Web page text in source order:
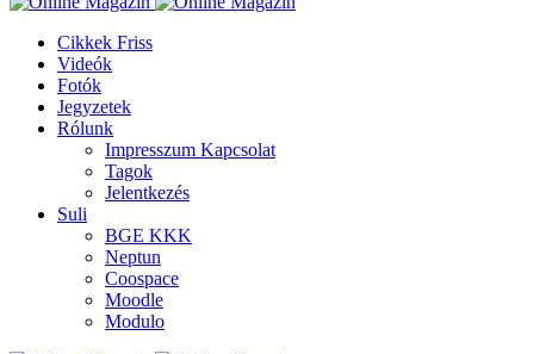
Cikkek Friss
Videók
Fotók
Jegyzetek
Rólunk
Impresszum Kapcsolat
Tagok
Jelentkezés
Suli
BGE KKK
Neptun
Coospace
Moodle
Modulo